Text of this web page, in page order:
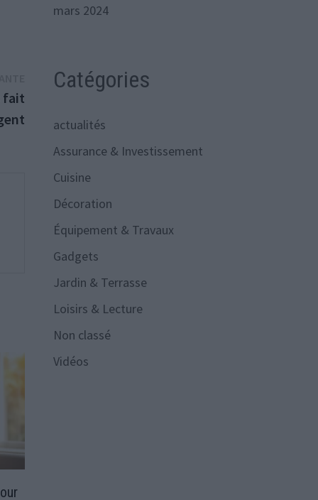
Publication
suivante :
fait
mars 2024
Catégories
actualités
Assurance & Investissement
Cuisine
Décoration
Équipement & Travaux
Gadgets
Jardin & Terrasse
Loisirs & Lecture
Non classé
Vidéos